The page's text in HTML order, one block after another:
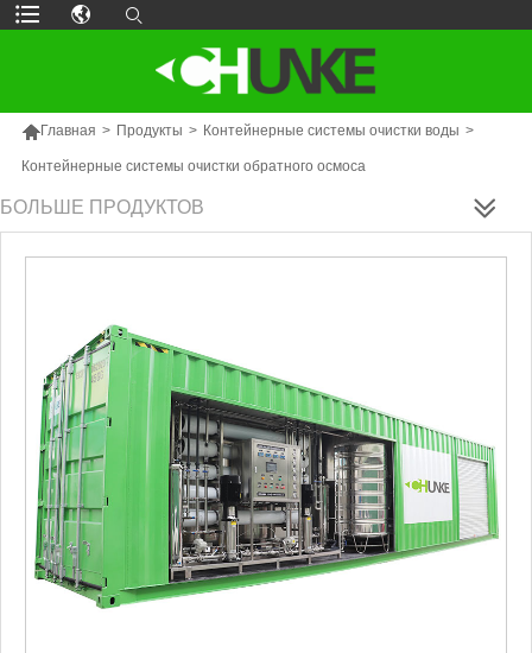
Главная > Продукты > Контейнерные системы очистки воды >
Контейнерные системы очистки обратного осмоса
БОЛЬШЕ ПРОДУКТОВ